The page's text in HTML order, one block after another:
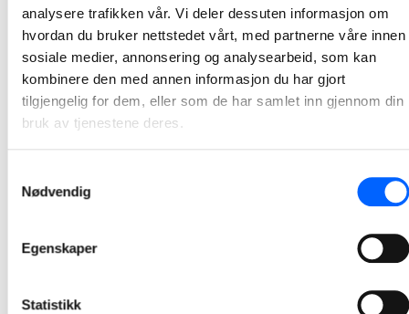
analysere trafikken vår. Vi deler dessuten informasjon om
hvordan du bruker nettstedet vårt, med partnerne våre innen
sosiale medier, annonsering og analysearbeid, som kan
kombinere den med annen informasjon du har gjort
tilgjengelig for dem, eller som de har samlet inn gjennom din
bruk av tjenestene deres.
Nødvendig
Egenskaper
Statistikk
NCC signerer kontrakt for utvikling av Senter for
psykisk helse i Trondheim
2026-06-02 10:00
NCC går inn i årets asfaltsesong med asfaltkontrakter verdt om lag 700 millioner norske kroner. Selskapet har sikret seg 12 kontrakter med Statens vegvesen og fylkeskommuner, og legger dermed grunnlaget for en ny hektisk asfaltsesong.